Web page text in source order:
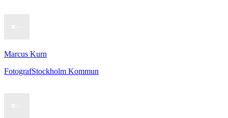
Marcus Kurn
FotografStockholm Kommun